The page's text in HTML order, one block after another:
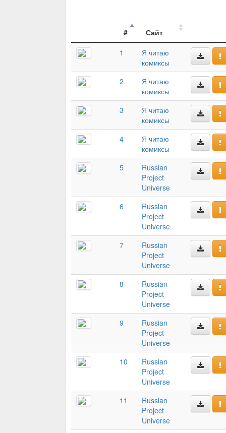
#
Сайт
1
Я читаю
комиксы
2
Я читаю
комиксы
3
Я читаю
комиксы
4
Я читаю
комиксы
5
Russian
Project
Universe
6
Russian
Project
Universe
7
Russian
Project
Universe
8
Russian
Project
Universe
9
Russian
Project
Universe
10
Russian
Project
Universe
11
Russian
Project
Universe